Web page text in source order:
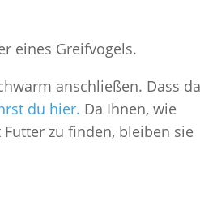
eines Greifvogels.
anschließen. Dass
du hier. Da Ihnen, wie
zu finden, bleiben sie